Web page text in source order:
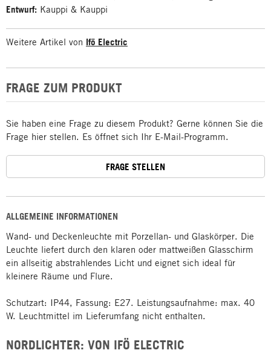
ALLGEMEINE INFORMATIONEN
Wand- und Deckenleuchte mit Porzellan- und Glaskörper. Die
Leuchte liefert durch den klaren oder mattweißen Glasschirm
ein allseitig abstrahlendes Licht und eignet sich ideal für
kleinere Räume und Flure.
Schutzart: IP44, Fassung: E27. Leistungsaufnahme: max. 40
W. Leuchtmittel im Lieferumfang nicht enthalten.
NORDLICHTER: VON IFÖ ELECTRIC
Entwurf: Kauppi & Kauppi
Weitere Artikel von Ifö Electric
FRAGE ZUM PRODUKT
Sie haben eine Frage zu diesem Produkt? Gerne können Sie die
Frage hier stellen. Es öffnet sich Ihr E-Mail-Programm.
FRAGE STELLEN